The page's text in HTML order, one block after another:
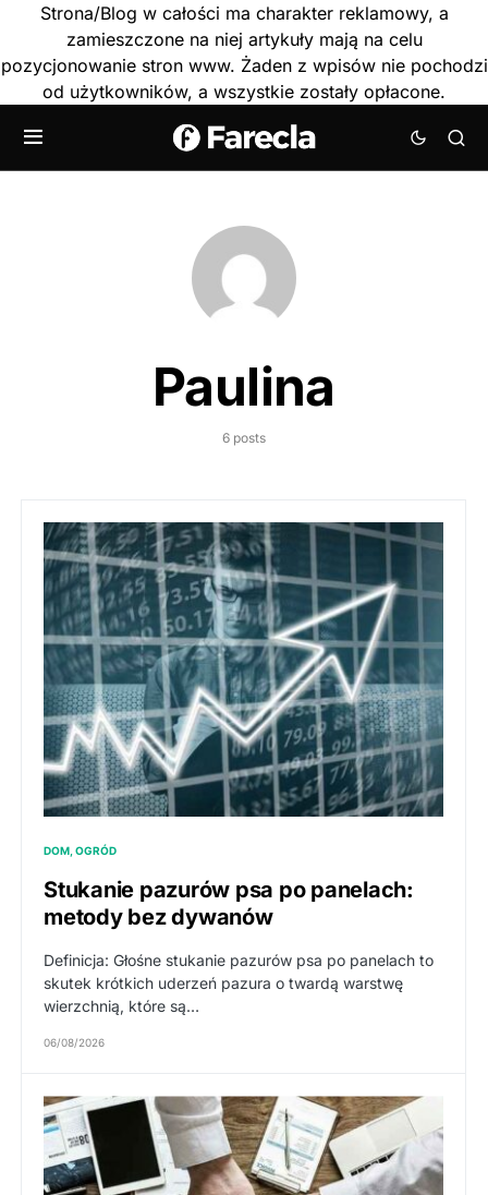
Strona/Blog w całości ma charakter reklamowy, a
zamieszczone na niej artykuły mają na celu
pozycjonowanie stron www. Żaden z wpisów nie pochodzi
od użytkowników, a wszystkie zostały opłacone.
Paulina
6 posts
DOM, OGRÓD
Stukanie pazurów psa po panelach:
metody bez dywanów
Definicja: Głośne stukanie pazurów psa po panelach to
skutek krótkich uderzeń pazura o twardą warstwę
wierzchnią, które są…
06/08/2026